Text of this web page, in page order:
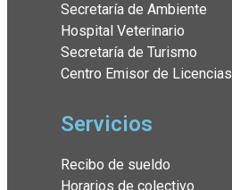
Secretaría de Ambiente
Hospital Veterinario
Secretaría de Turismo
Centro Emisor de Licencias
Servicios
Recibo de sueldo
Horarios de colectivo